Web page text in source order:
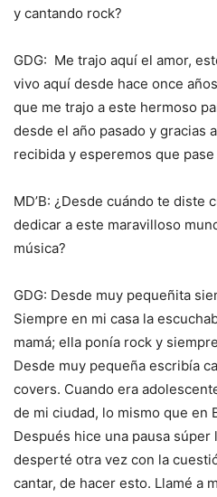
y cantando rock?
GDG: Me trajo aquí el amor,
vivo aquí desde hace once
que me trajo a este hermoso
desde el año pasado y gracias
recibida y esperemos que
MD’B: ¿Desde cuándo te diste
dedicar a este maravilloso
música?
GDG: Desde muy pequeñita
Siempre en mi casa la
mamá; ella ponía rock y
Desde muy pequeña escribía
covers. Cuando era
de mi ciudad, lo mismo que en
Después hice una pausa súper
desperté otra vez con la
cantar, de hacer esto. Llamé a